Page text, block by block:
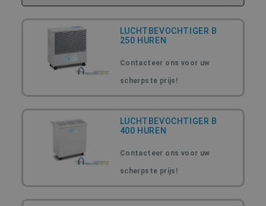
LUCHTBEVOCHTIGER B
250 HUREN
Contacteer ons voor uw
scherpste prijs!
LUCHTBEVOCHTIGER B
400 HUREN
Contacteer ons voor uw
scherpste prijs!